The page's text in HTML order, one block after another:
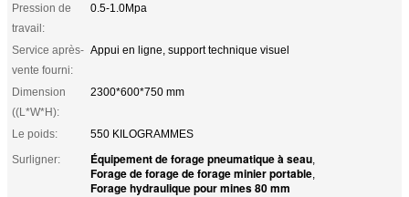
Pression de
travail:
0.5-1.0Mpa
Service après-
vente fourni:
Appui en ligne, support technique visuel
Dimension
((L*W*H):
2300*600*750 mm
Le poids:
550 KILOGRAMMES
Surligner:
Équipement de forage pneumatique à seau,
Forage de forage de forage minier portable,
Forage hydraulique pour mines 80 mm